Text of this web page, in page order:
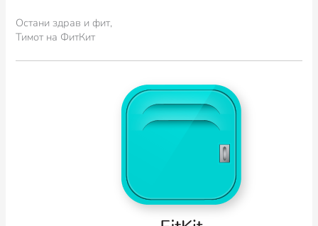
Остани здрав и фит,
Тимот на ФитКит